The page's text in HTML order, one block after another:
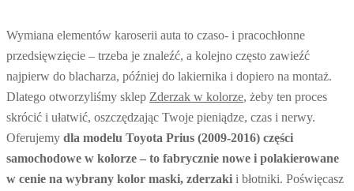
Wymiana elementów karoserii auta to czaso- i pracochłonne
przedsięwzięcie – trzeba je znaleźć, a kolejno często zawieźć
najpierw do blacharza, później do lakiernika i dopiero na montaż.
Dlatego otworzyliśmy sklep Zderzak w kolorze, żeby ten proces
skrócić i ułatwić, oszczędzając Twoje pieniądze, czas i nerwy.
Oferujemy dla modelu Toyota Prius (2009-2016) części
samochodowe w kolorze – to fabrycznie nowe i polakierowane
w cenie na wybrany kolor maski, zderzaki i błotniki. Poświęcasz